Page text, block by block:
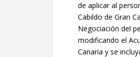
de aplicar al
Cabildo de Gran
Negociación del
modificando el
Canaria y se